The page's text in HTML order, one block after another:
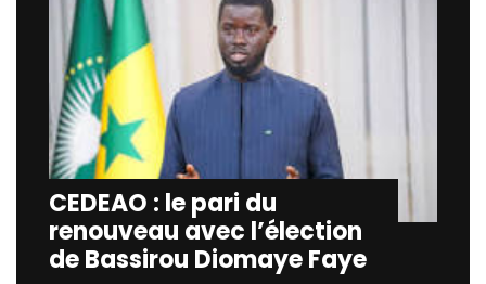
CEDEAO : le pari du
renouveau avec l’élection
de Bassirou Diomaye Faye